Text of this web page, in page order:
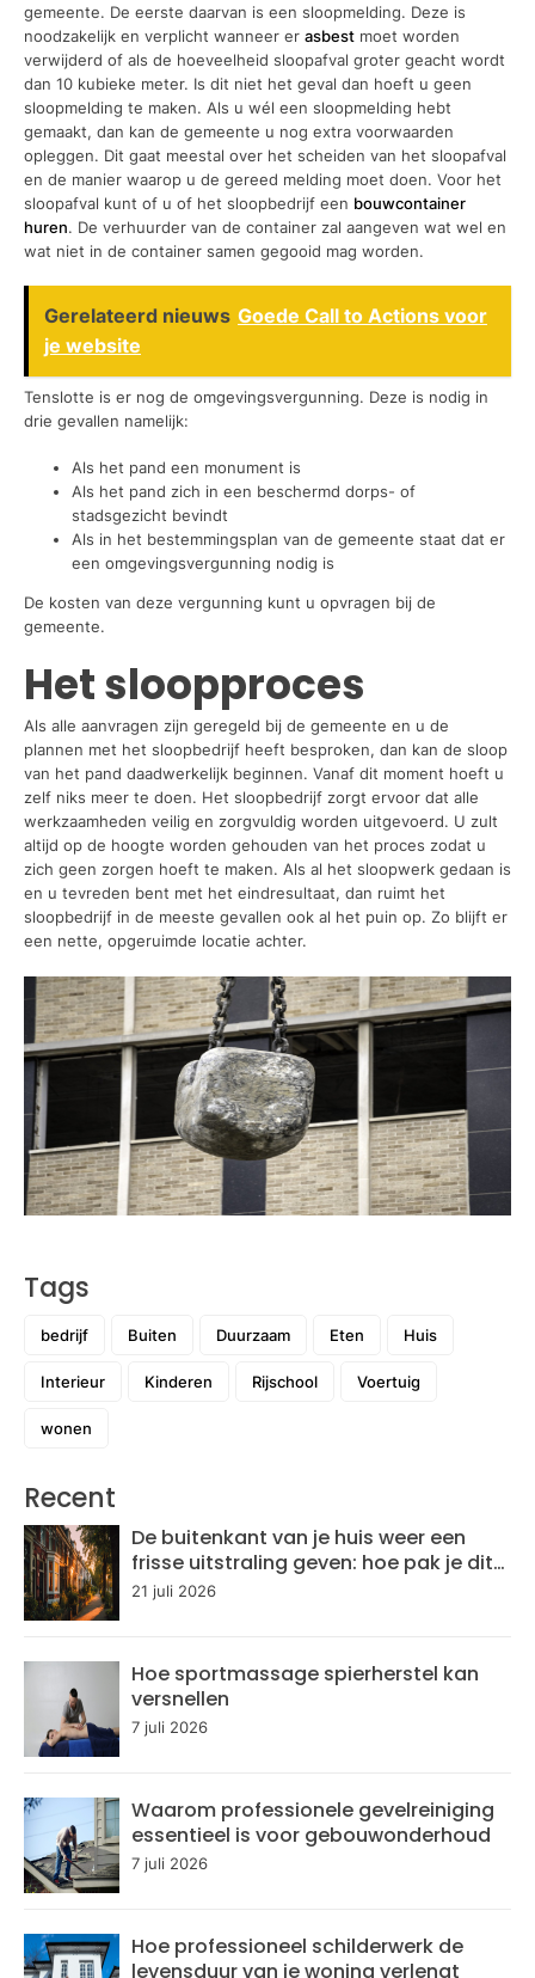
gemeente. De eerste daarvan is een sloopmelding. Deze is
noodzakelijk en verplicht wanneer er asbest moet worden
verwijderd of als de hoeveelheid sloopafval groter geacht wordt
dan 10 kubieke meter. Is dit niet het geval dan hoeft u geen
sloopmelding te maken. Als u wél een sloopmelding hebt
gemaakt, dan kan de gemeente u nog extra voorwaarden
opleggen. Dit gaat meestal over het scheiden van het sloopafval
en de manier waarop u de gereed melding moet doen. Voor het
sloopafval kunt of u of het sloopbedrijf een bouwcontainer
huren. De verhuurder van de container zal aangeven wat wel en
wat niet in de container samen gegooid mag worden.
Gerelateerd nieuws Goede Call to Actions voor
je website
Tenslotte is er nog de omgevingsvergunning. Deze is nodig in
drie gevallen namelijk:
Als het pand een monument is
Als het pand zich in een beschermd dorps- of
stadsgezicht bevindt
Als in het bestemmingsplan van de gemeente staat dat er
een omgevingsvergunning nodig is
De kosten van deze vergunning kunt u opvragen bij de
gemeente.
Het sloopproces
Als alle aanvragen zijn geregeld bij de gemeente en u de
plannen met het sloopbedrijf heeft besproken, dan kan de sloop
van het pand daadwerkelijk beginnen. Vanaf dit moment hoeft u
zelf niks meer te doen. Het sloopbedrijf zorgt ervoor dat alle
werkzaamheden veilig en zorgvuldig worden uitgevoerd. U zult
altijd op de hoogte worden gehouden van het proces zodat u
zich geen zorgen hoeft te maken. Als al het sloopwerk gedaan is
en u tevreden bent met het eindresultaat, dan ruimt het
sloopbedrijf in de meeste gevallen ook al het puin op. Zo blijft er
een nette, opgeruimde locatie achter.
Tags
bedrijf Buiten Duurzaam Eten Huis
Interieur Kinderen Rijschool Voertuig
wonen
Recent
De buitenkant van je huis weer een
frisse uitstraling geven: hoe pak je dit
aan?
21 juli 2026
Hoe sportmassage spierherstel kan
versnellen
7 juli 2026
Waarom professionele gevelreiniging
essentieel is voor gebouwonderhoud
7 juli 2026
Hoe professioneel schilderwerk de
levensduur van je woning verlengt